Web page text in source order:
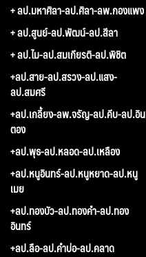
+ ลป.มหาศิลา-ลป.ศิลา-ลพ.กองแพง
+ ลป.สูนย์-ลป.พัฒน์-ลป.สีลา
+ ลป.ไม-ลป.สมเกียรติ-ลป.พิชิต
+ลป.สาย-ลป.สรวง-ลป.แสง-
ลป.สมศรี
+ลป.เกลี้ยง-ลพ.จรัญ-ลป.คีบ-ลป.อิน
ตอง
+ลป.พุธ-ลป.หลอด-ลป.เหลือง
+ลป.หนูอินทร์-ลป.หนูหยาด-ลป.หนู
เมย
+ลป.ทองบัว-ลป.ทองคำ-ลป.ทอง
อินทร์
+ลป.ลือ-ลป.คำบ่อ-ลป.คลาด